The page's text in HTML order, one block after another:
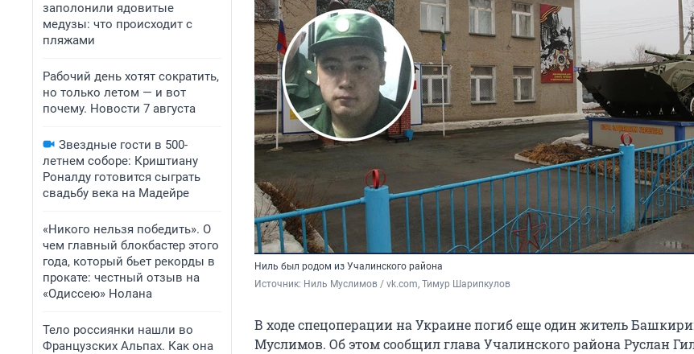
заполонили ядовитые
медузы: что происходит с
пляжами
Рабочий день хотят сократить,
но только летом — и вот
почему. Новости 7 августа
Звездные гости в 500-
летнем соборе: Криштиану
Роналду готовится сыграть
свадьбу века на Мадейре
«Никого нельзя победить». О
чем главный блокбастер этого
года, который бьет рекорды в
прокате: честный отзыв на
«Одиссею» Нолана
Тело россиянки нашли во
Французских Альпах. Как она
Ниль был родом из Учалинского района
Источник: Ниль Муслимов / vk.com, Тимур Шарипкулов
В ходе спецоперации на Украине погиб еще один житель
Муслимов. Об этом сообщил глава Учалинского района Руслан